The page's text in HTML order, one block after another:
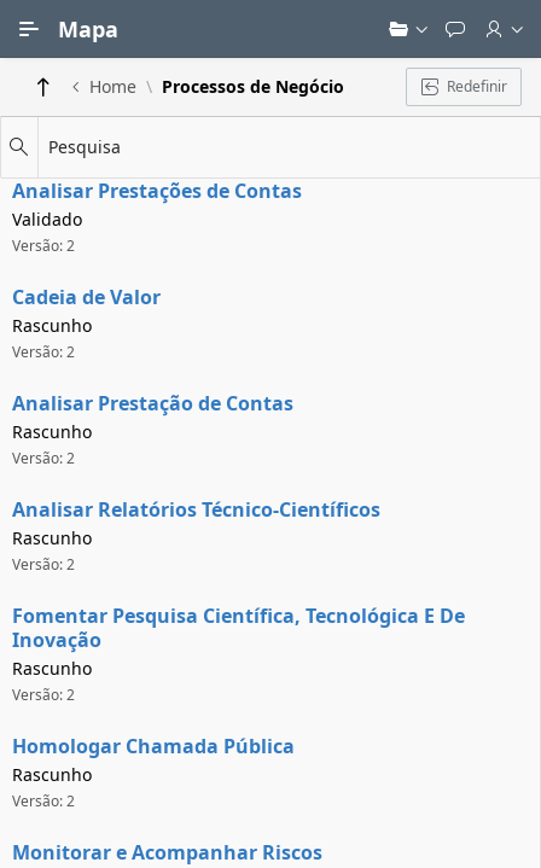
Mapa
Home Processos de Negócio Redefinir
Pesquisa
Analisar Prestações de Contas
Validado
Versão: 2
Cadeia de Valor
Rascunho
Versão: 2
Analisar Prestação de Contas
Rascunho
Versão: 2
Analisar Relatórios Técnico-Científicos
Rascunho
Versão: 2
Fomentar Pesquisa Científica, Tecnológica E De
Inovação
Rascunho
Versão: 2
Homologar Chamada Pública
Rascunho
Versão: 2
Monitorar e Acompanhar Riscos